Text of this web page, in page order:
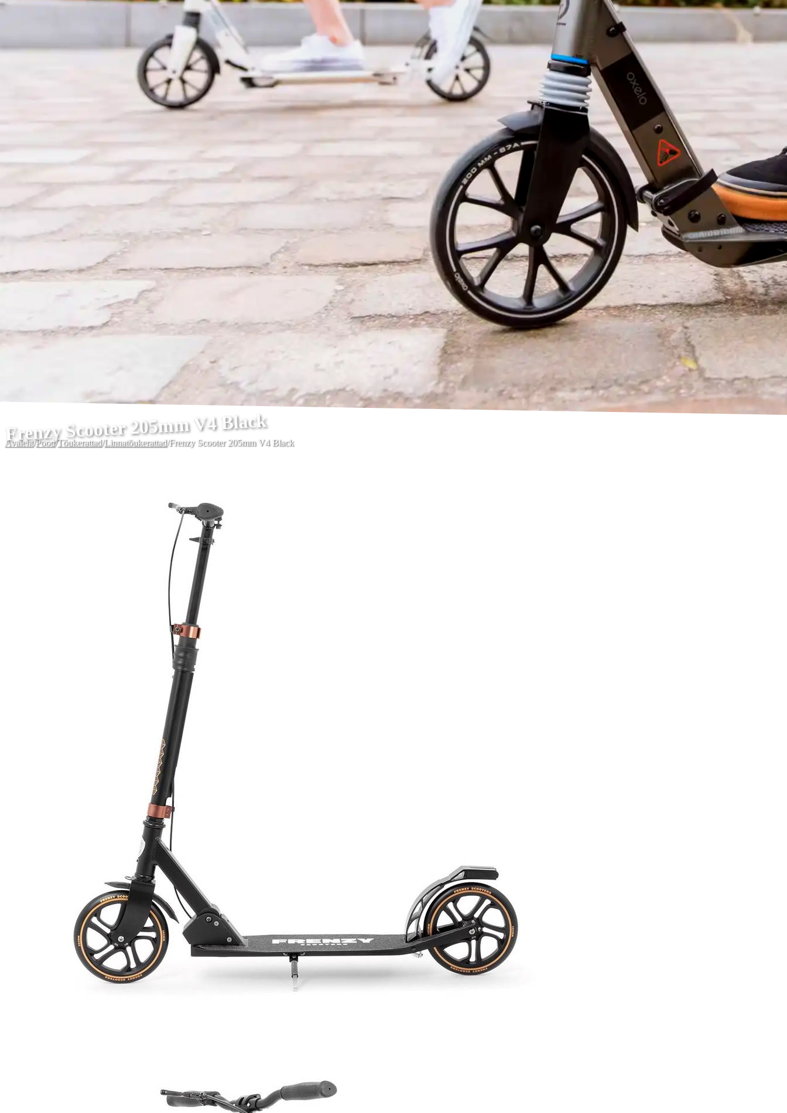
Frenzy Scooter 205mm V4 Black
Avaleht/Pood/Tõukerattad/Linnatõukerattad/Frenzy Scooter 205mm V4 Black